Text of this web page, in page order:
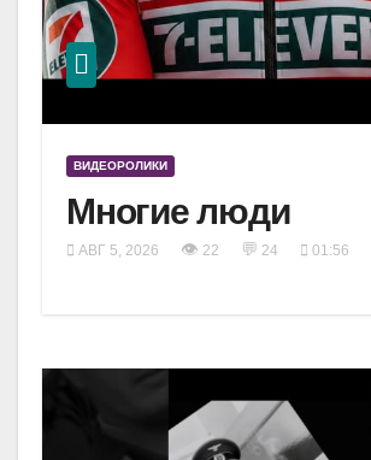
ВИДЕОРОЛИКИ
Многие люди
АВГ 5, 2026 👁 22 💬 24 01:56